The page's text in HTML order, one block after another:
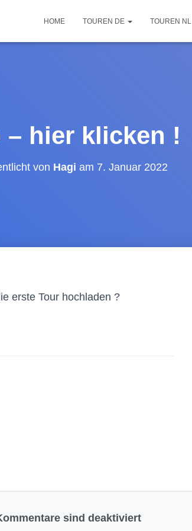
HOME TOUREN DE TOUREN NL
– hier klicken !
von Hagi am 7. Januar 2022
erste Tour hochladen ?
sind deaktiviert